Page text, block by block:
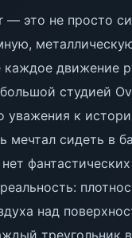
— это не просто
движение
студией
уважения к
сидеть в
над
треугольник